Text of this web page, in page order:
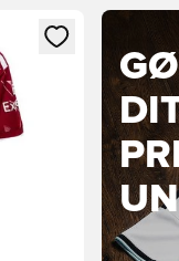
eller tilmelde dig som